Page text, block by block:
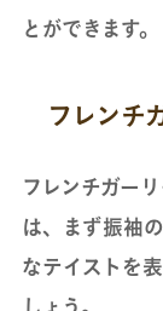
とができます。
フレンチ
フレンチガー
は、まず振袖
なテイストを
しょう。